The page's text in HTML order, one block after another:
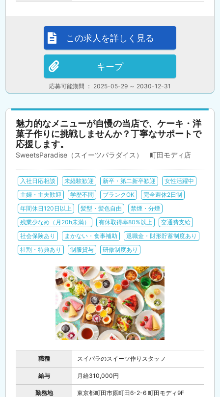
応募可能期間 ： 2025-05-29 ～ 2030-12-31
この求人を詳しく見る
キープ
魅力的なメニューが自慢の当店で、ケーキ・洋
菓子作りに挑戦しませんか？丁寧なサポートで
応援します。
SweetsParadise（スイーツパラダイス） 町田モディ店
入社日応相談 未経験歓迎 新卒・第二新卒歓迎
女性活躍中
主婦・主夫歓迎
学歴不問 ブランクOK
完全週休2日制
年間休日120日以上
髪型・髪色自由
禁煙・分煙
残業少なめ（月20h未満）
有休取得率80%以上
交通費支給
社会保険あり
まかない・食事補助
退職金・財形貯蓄制度あり
社割・特典あり
制服貸与 研修制度あり
職種 スイパラのスイーツ作りスタッフ
給与 月給310,000円
勤務地 東京都町田市原町田6-2-6 町田モディ9F